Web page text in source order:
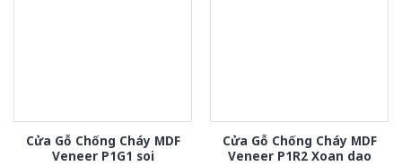
Cửa Gỗ Chống Cháy MDF
Veneer P1G1 soi
Cửa Gỗ Chống Cháy MDF
Veneer P1R2 Xoan dao